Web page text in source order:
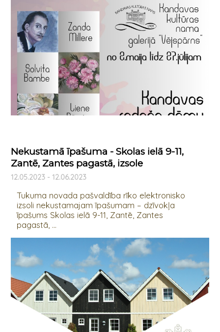
Nekustamā īpašuma - Skolas ielā 9-11,
Zantē, Zantes pagastā, izsole
12.05.2023 - 12.06.2023
Tukuma novada pašvaldība rīko elektronisko
izsoli nekustamajam īpašumam – dzīvokļa
īpašums Skolas ielā 9-11, Zantē, Zantes
pagastā, ...